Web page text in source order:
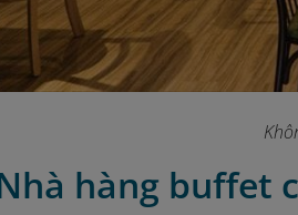
hàng buffet